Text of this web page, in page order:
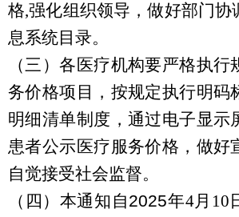
格,强化组织领导，做好部门协
息系统目录。
（三）各医疗机构要严格执行
务价格项目，按规定执行明码
明细清单制度，通过电子显示
患者公示医疗服务价格，做好
自觉接受社会监督。
（四）本通知自2025年4月 10